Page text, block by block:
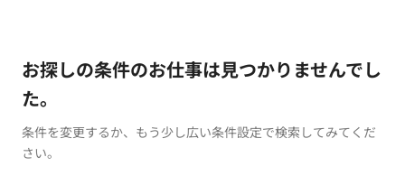
お探しの条件のお仕事は見つかりませんでし
た。
条件を変更するか、もう少し広い条件設定で検索してみてくだ
さい。